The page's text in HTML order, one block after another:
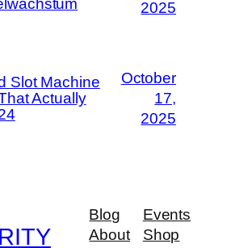
2025
Slot Machine
Actually
October
17,
2025
Blog
About
Events
Shop